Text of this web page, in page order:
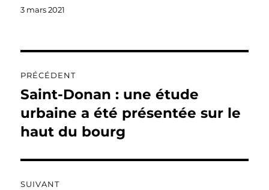
3 mars 2021
PRÉCÉDENT
Saint-Donan : une étude
urbaine a été présentée sur le
haut du bourg
SUIVANT